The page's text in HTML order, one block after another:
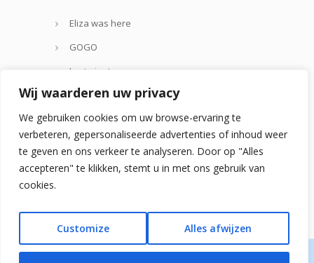
Wij waarderen uw privacy
We gebruiken cookies om uw browse-ervaring te
verbeteren, gepersonaliseerde advertenties of inhoud weer
te geven en ons verkeer te analyseren. Door op "Alles
accepteren" te klikken, stemt u in met ons gebruik van
cookies.
Customize Alles afwijzen
Eliza was here
GOGO
Lastminute.com
Thomas Cook
Zoover